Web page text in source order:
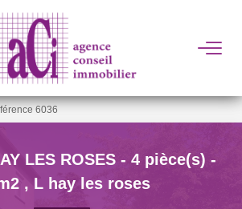
ACHETER
ESTIMER
6036
LES ROSES - 4 pièce(s) -
, L hay les roses